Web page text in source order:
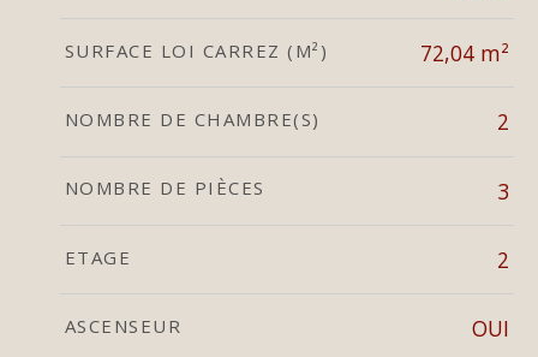
SURFACE LOI CARREZ (M²) 72,04 m²
NOMBRE DE CHAMBRE(S) 2
NOMBRE DE PIÈCES 3
ETAGE 2
ASCENSEUR OUI